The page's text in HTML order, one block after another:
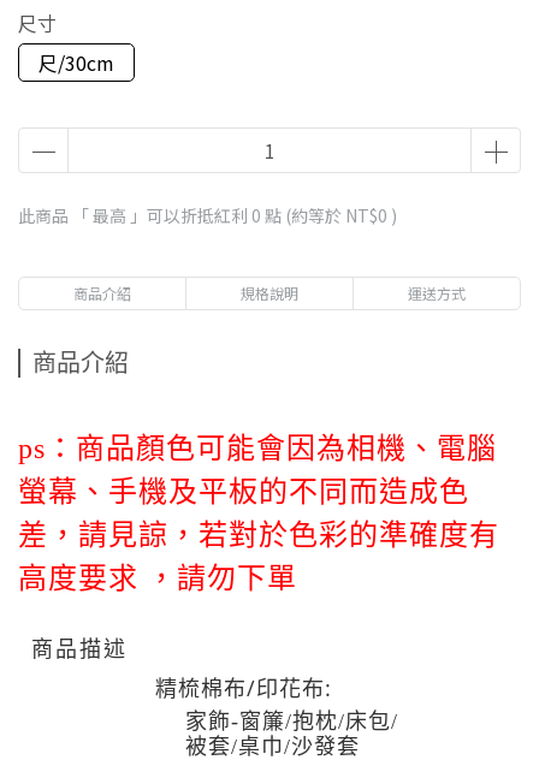
尺寸
尺/30cm
此商品 「 最高 」可以折抵紅利 0 點 (約等於 NT$0 )
商品介紹 規格說明 運送方式
商品介紹
ps： 商品顏色可能會因為相機、電腦
螢幕、手機及平板的不同而造成色
差， 請見諒 ，若對於色彩的準確度有
高度要求
， 請勿下單
商品描述
精梳棉布/印花布:
家飾-窗簾/抱枕/床包/
被套/桌巾/沙發套